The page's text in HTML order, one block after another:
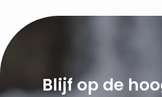
Blijf op de